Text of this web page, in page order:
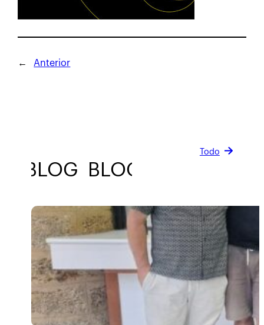
← Anterior
BLOG BLOG
Todo